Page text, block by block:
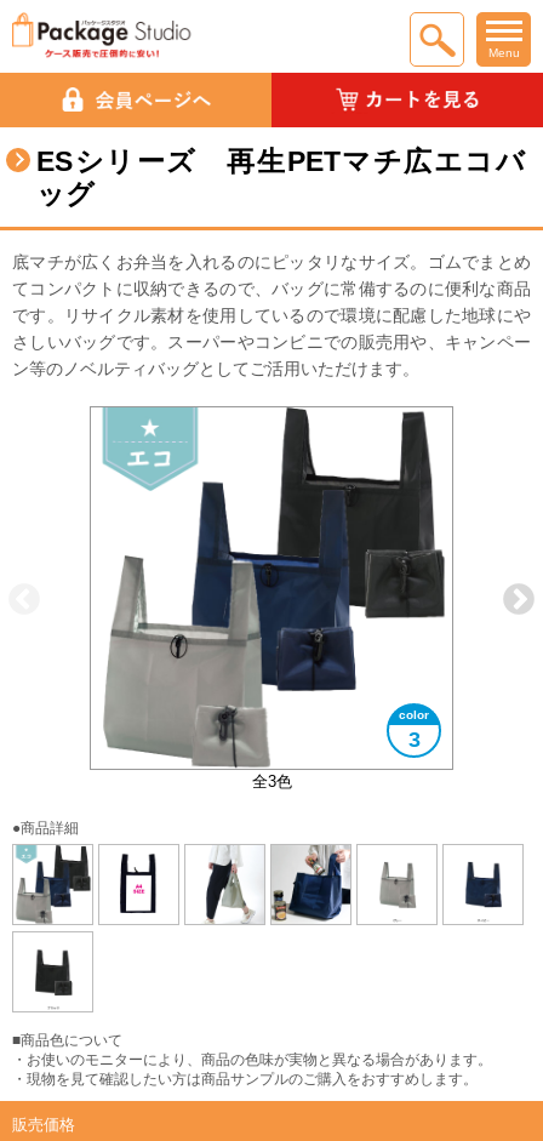
Menu
ESシリーズ 再生PETマチ広エコバ
ッグ
底マチが広くお弁当を入れるのにピッタリなサイズ。ゴムでまとめ
てコンパクトに収納できるので、バッグに常備するのに便利な商品
です。リサイクル素材を使用しているので環境に配慮した地球にや
さしいバッグです。スーパーやコンビニでの販売用や、キャンペー
ン等のノベルティバッグとしてご活用いただけます。
全3色
3
大きさイメージ
使用イメージ
使用イメージ
●商品詳細
■商品色について
・お使いのモニターにより、商品の色味が実物と異なる場合があります。
・現物を見て確認したい方は商品サンプルのご購入をおすすめします。
販売価格